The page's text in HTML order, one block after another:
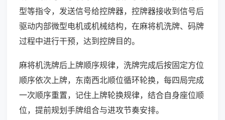
型等指令，发送信号给控牌器，控牌器接收到信号后
驱动内部微型电机或机械结构，在麻将机洗牌、码牌
过程中进行干预，达到控牌目的。
麻将机洗牌后上牌顺序规律，洗牌完成后按固定方位
顺序依次上牌，东南西北顺位循环轮换，每四局完成
一次顺序重置，记住上牌轮换规律，结合自身座位顺
位，提前规划手牌组合与进攻节奏安排。